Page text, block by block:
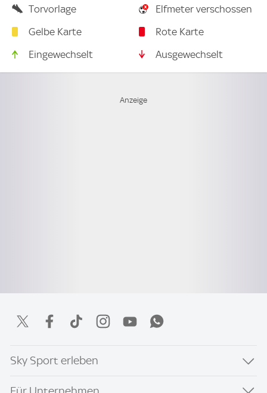
Torvorlage
Elfmeter verschossen
Gelbe Karte
Rote Karte
Eingewechselt
Ausgewechselt
Sky Sport erleben